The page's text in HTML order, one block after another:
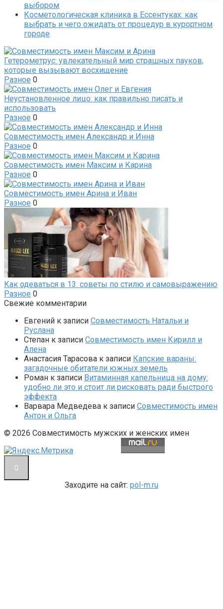
выбором
Косметологическая клиника в Ессентуках: как
выбрать и чего ожидать от процедур в курортном
городе
Гетерометрус: увлекательный мир страшных пауков,
которые вызывают восхищение
Разное 0
Неустановленное лицо: как правильно писать и
использовать
Разное 0
Совместимость имен Александр и Инна
Разное 0
Совместимость имен Максим и Карина
Разное 0
Совместимость имен Арина и Иван
Разное 0
Как одеваться в 13: советы по стилю и самовыражению
Разное 0
Свежие комментарии
Евгений к записи Совместимость Натальи и
Руслана
Степан к записи Совместимость имен Кирилл и
Алена
Анастасия Тарасова к записи Капские вараны:
загадочные обитатели южных земель
Роман к записи Витаминная капельница на дому:
удобно ли это и стоит ли рисковать ради быстрого
эффекта
Варвара Медведева к записи Совместимость имен
Антон и Ольга
© 2026 Совместимость мужских и женских имен
Заходите на сайт: pol-m.ru